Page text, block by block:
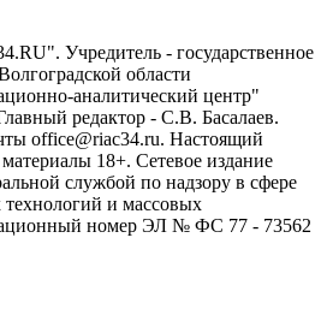
Учредитель - государственное
области
аналитический центр"
редактор - С.В. Басалаев.
office@riac34.ru. Настоящий
18+. Сетевое издание
службой по надзору в сфере
и массовых
номер ЭЛ № ФС 77 - 73562